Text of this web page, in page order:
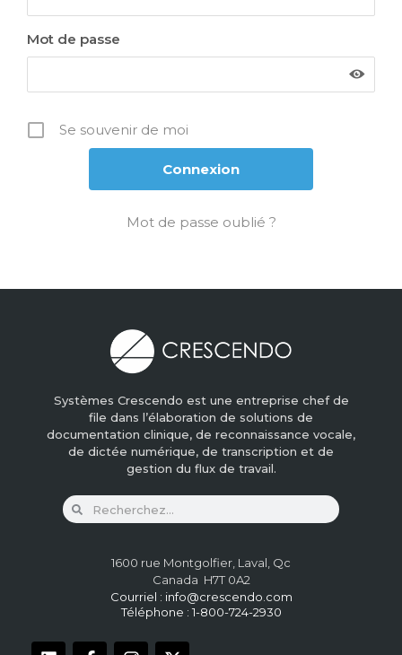
Mot de passe
Se souvenir de moi
Mot de passe oublié ?
Systèmes Crescendo est une entreprise chef de
file dans l’élaboration de solutions de
documentation clinique, de reconnaissance vocale,
de dictée numérique, de transcription et de
gestion du flux de travail.
1600 rue Montgolfier, Laval, Qc
Canada H7T 0A2
Courriel : info@crescendo.com
Téléphone : 1-800-724-2930